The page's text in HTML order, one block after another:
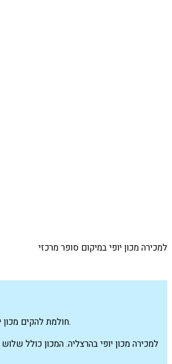
למכירה מכון יופי במיקום סופר מרכזי
חולמת להקים מכון יופי? זאת ההזדמנות שלך.
למכירה מכון יופי בהרצליה. המכון כולל